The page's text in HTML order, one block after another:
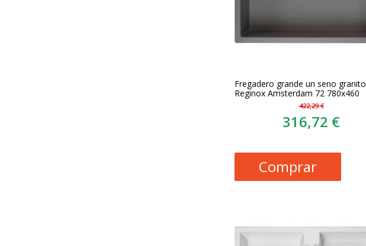
Fregadero grande un seno granito
Reginox Amsterdam 72 780x460
422,29 €
316,72 €
Comprar